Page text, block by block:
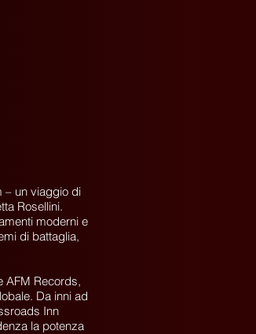
– un viaggio di
Rosellini.
moderni e
di battaglia,
AFM Records,
Da inni ad
Inn
la potenza